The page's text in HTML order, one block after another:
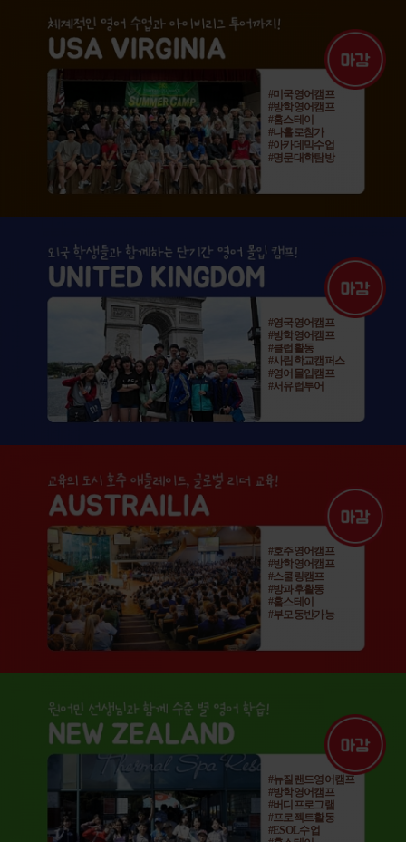
#미국영어캠프
#방학영어캠프
#홈스테이
#나홀로참가
#아카데믹수업
#명문대학탐방
#영국영어캠프
#방학영어캠프
#클럽활동
#사립학교캠퍼스
#영어몰입캠프
#서유럽투어
#호주영어캠프
#방학영어캠프
#스쿨링캠프
#방과후활동
#홈스테이
#부모동반가능
#뉴질랜드영어캠프
#방학영어캠프
#버디프로그램
#프로젝트활동
#ESOL수업